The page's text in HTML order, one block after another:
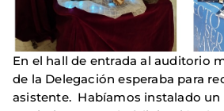
En el hall de entrada al auditorio
de la Delegación esperaba para
asistente. Habíamos instalado un